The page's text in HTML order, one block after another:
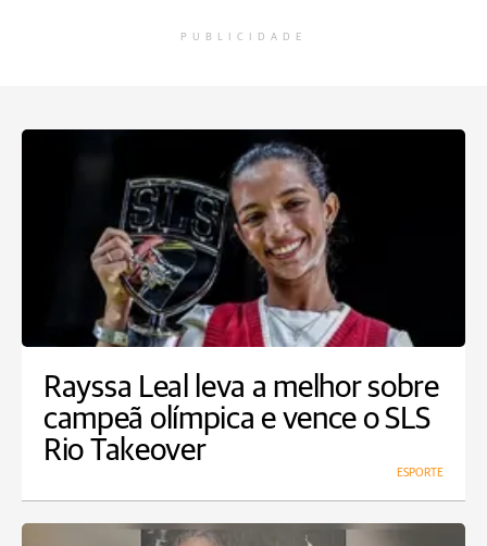
PUBLICIDADE
Rayssa Leal leva a melhor sobre
campeã olímpica e vence o SLS
Rio Takeover
ESPORTE